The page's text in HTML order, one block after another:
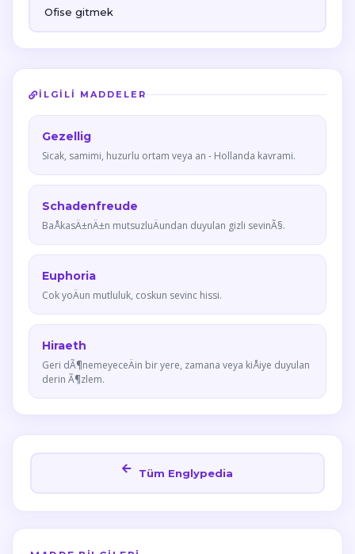
Ofise gitmek
İLGILI MADDELER
Gezellig
Sicak, samimi, huzurlu ortam veya an - Hollanda kavrami.
Schadenfreude
BaÅkasÄ±nÄ±n mutsuzluÄundan duyulan gizli sevinÃ§.
Euphoria
Cok yoÄun mutluluk, coskun sevinc hissi.
Hiraeth
Geri dÃ¶nemeyeceÄin bir yere, zamana veya kiÅiye duyulan
derin Ã¶zlem.
Tüm Englypedia